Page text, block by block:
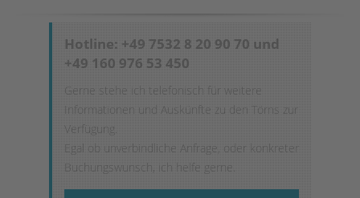
Hotline: +49 7532 8 20 90 70 und
+49 160 976 53 450
Gerne stehe ich telefonisch für weitere
Informationen und Auskünfte zu den Törns zur
Verfügung.
Egal ob unverbindliche Anfrage, oder konkreter
Buchungswunsch, ich helfe gerne.